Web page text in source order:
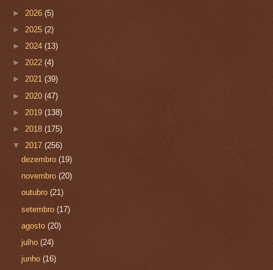
► 2026 (5)
► 2025 (2)
► 2024 (13)
► 2022 (4)
► 2021 (39)
► 2020 (47)
► 2019 (138)
► 2018 (175)
▼ 2017 (256)
dezembro(19)
novembro(20)
outubro(21)
setembro(17)
agosto(20)
julho(24)
junho(16)